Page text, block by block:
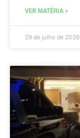
VER MATÉRIA »
29 de julho de 2026